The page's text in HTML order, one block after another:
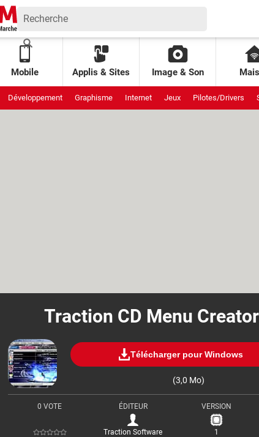
Mobile Applis & Sites Image & Son
Développement Graphisme Internet Jeux Pilotes/Drivers
Traction CD Menu
Télécharger pour Windows
(3,0 Mo)
0 VOTE ÉDITEUR
Traction Software
VERSION
1